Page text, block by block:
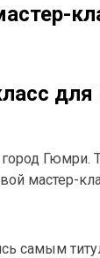
Гюмри.
мастер-
самым